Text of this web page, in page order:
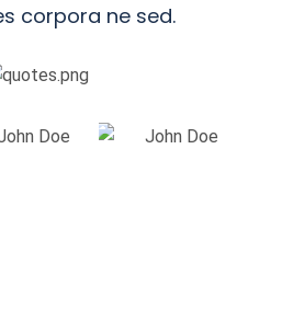
corpora ne sed.